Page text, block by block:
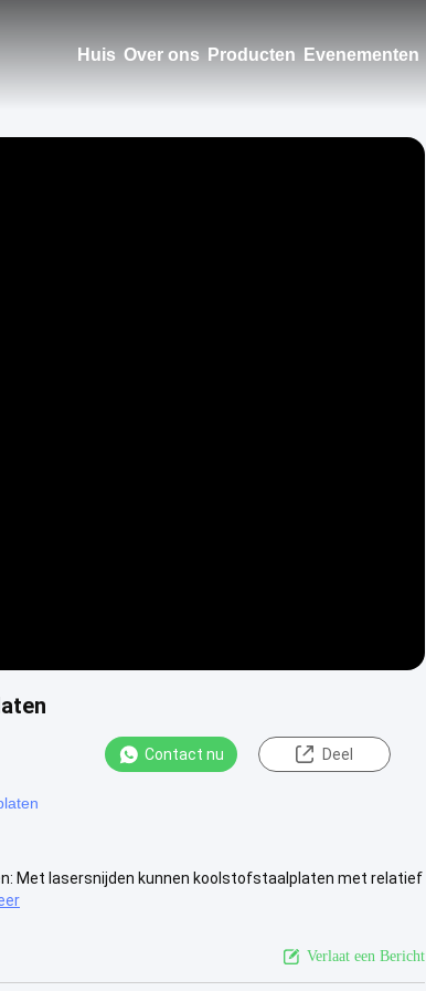
Huis Over ons Producten Evenementen
Contact nu Deel
Met lasersnijden kunnen koolstofstaalplaten met relatief
Verlaat een Bericht